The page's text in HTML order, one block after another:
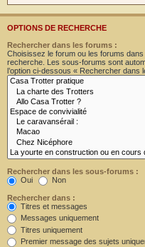
OPTIONS DE RECHERCHE
Rechercher dans les forums :
Choisissez le forum ou les forums
recherche. Les sous-forums sont
l’option ci-dessous « Rechercher dans
Rechercher dans les sous-forums :
Oui
Non
Rechercher dans :
Titres et messages
Messages uniquement
Titres uniquement
Premier message des sujets